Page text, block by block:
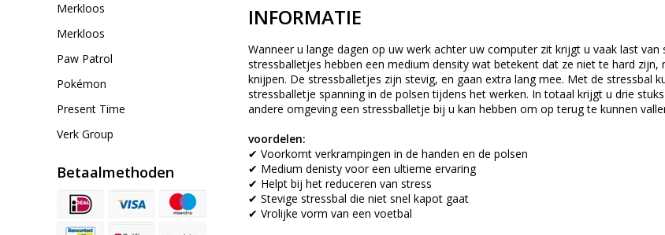
Merkloos
Merkloos
Paw Patrol
Pokémon
Present Time
Verk Group
Betaalmethoden
INFORMATIE
Wanneer u lange dagen op uw werk achter uw computer zit krijgt u vaak last
stressballetjes hebben een medium density wat betekent dat ze niet te hard
knijpen. De stressballetjes zijn stevig, en gaan extra lang mee. Met de
stressballetje spanning in de polsen tijdens het werken. In totaal krijgt u drie
andere omgeving een stressballetje bij u kan hebben om op terug te kunnen
voordelen:
✔ Voorkomt verkrampingen in de handen en de polsen
✔ Medium denisty voor een ultieme ervaring
✔ Helpt bij het reduceren van stress
✔ Stevige stressbal die niet snel kapot gaat
✔ Vrolijke vorm van een voetbal